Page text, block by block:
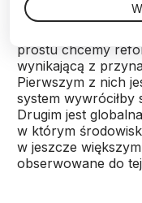
prostu chcemy
wynikającą z
Pierwszym z nich
system wywróciłby
Drugim jest
w którym
w jeszcze
obserwowane do